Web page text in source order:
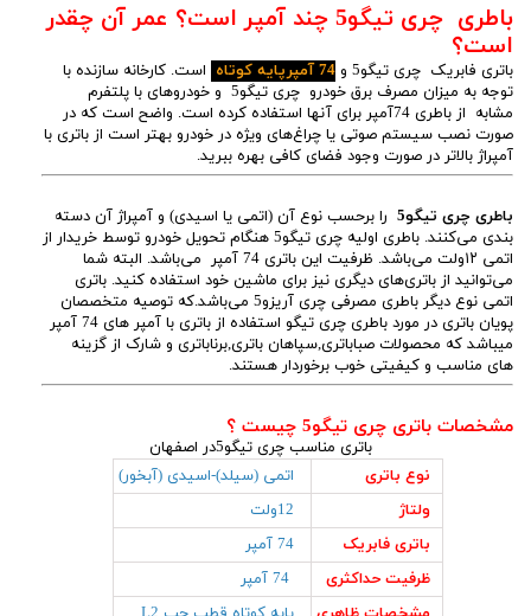
باطری چری تیگو5 چند آمپر است؟ عمر آن چقدر
است؟
باتری فابریک چری تیگو5 و 74 آمپرپایه کوتاه
است. کارخانه سازنده با
توجه به میزان مصرف برق خودرو چری تیگو5 و خودروهای با پلتفرم
مشابه از باطری 74آمپر برای آنها استفاده کرده است. واضح است که در
صورت نصب سیستم صوتی یا چراغ‌های ویژه در خودرو بهتر است از باتری با
آمپراژ بالاتر در صورت وجود فضای کافی بهره ببرید.
باطری چری تیگو5
را برحسب نوع آن (اتمی یا اسیدی) و آمپراژ آن دسته
بندی می‌کنند. باطری اولیه چری تیگو5 هنگام تحویل خودرو توسط خریدار از
اتمی ۱۲ولت می‌باشد. ظرفیت این باتری 74 آمپر می‌باشد. البته شما
می‌توانید از باتری‌های دیگری نیز برای ماشین خود استفاده کنید. باتری
اتمی نوع دیگر باطری مصرفی چری آریزو5 می‌باشد.که توصیه متخصصان
پویان باتری در مورد باطری چری تیگو استفاده از باتری با آمپر های 74 آمپر
میباشد که محصولات صباباتری,سپاهان باتری,برناباتری و شارک از گزینه
های مناسب و کیفیتی خوب برخوردار هستند.
مشخصات باتری چری تیگو5 چیست ؟
باتری مناسب چری تیگو5در اصفهان
نوع باتری
اتمی (سیلد)-اسیدی (آبخور)
ولتاژ
باتری فابریک
آمپر
ظرفیت حداکثری
آمپر